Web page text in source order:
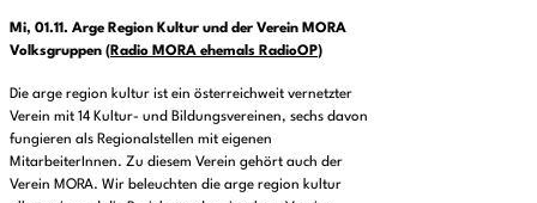
Mi, 01.11. Arge Region Kultur und der Verein MORA
Volksgruppen ( Radio MORA ehemals RadioOP)
Die arge region kultur ist ein österreichweit vernetzter
Verein mit 14 Kultur- und Bildungsvereinen, sechs davon
fungieren als Regionalstellen mit eigenen
MitarbeiterInnen. Zu diesem Verein gehört auch der
Verein MORA. Wir beleuchten die arge region kultur